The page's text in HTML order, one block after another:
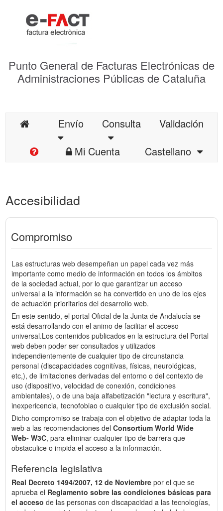
Punto General de Facturas Electrónicas de
Administraciones Públicas de Cataluña
Envío Consulta
Validación
Mi Cuenta
Castellano
Accesibilidad
Compromiso
Las estructuras web desempeñan un papel cada vez más
importante como medio de información en todos los ámbitos
de la sociedad actual, por lo que garantizar un acceso
universal a la información se ha convertido en uno de los ejes
de actuación prioritarios del desarrollo web.
En este sentido, el portal Oficial de la Junta de Andalucía se
está desarrollando con el animo de facilitar el acceso
universal.Los contenidos publicados en la estructura del Portal
web deben poder ser consultados y utilizados
independientemente de cualquier tipo de circunstancia
personal (discapacidades cognitívas, físicas, neurológicas,
etc,), de limitaciones derivadas del entorno o del contexto de
uso (dispositivo, velocidad de conexión, condiciones
ambientales), o de una baja alfabetización "lectura y escritura",
inexpericencia, tecnofobiao o cualquier tipo de exclusión social.
Dicho compromiso se trabaja con el objetivo de adaptar toda la
web a las recomendaciones del Consortium World Wide
Web- W3C, para eliminar cualquier tipo de barrera que
obstaculice o impida el acceso a la información.
Referencia legislativa
Real Decreto 1494/2007, 12 de Noviembre por el que se
aprueba el Reglamento sobre las condiciones básicas para
el acceso de las personas con discapacidad a las tecnologías,